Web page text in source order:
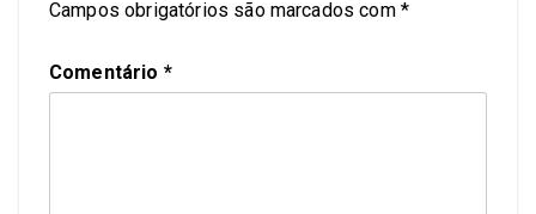
Campos obrigatórios são marcados com *
Comentário *